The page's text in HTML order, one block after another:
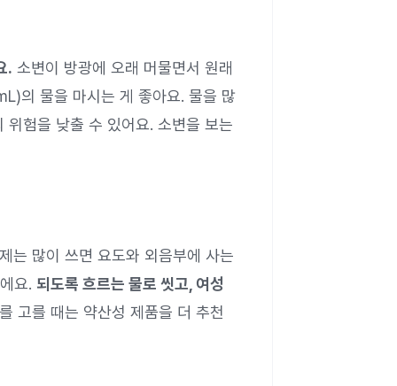
. 소변이 방광에 오래 머물면서 원래
의 물을 마시는 게 좋아요. 물을 많
험을 낮출 수 있어요. 소변을 보는
는 많이 쓰면 요도와 외음부에 사는
요. 되도록 흐르는 물로 씻고, 여성
고를 때는 약산성 제품을 더 추천